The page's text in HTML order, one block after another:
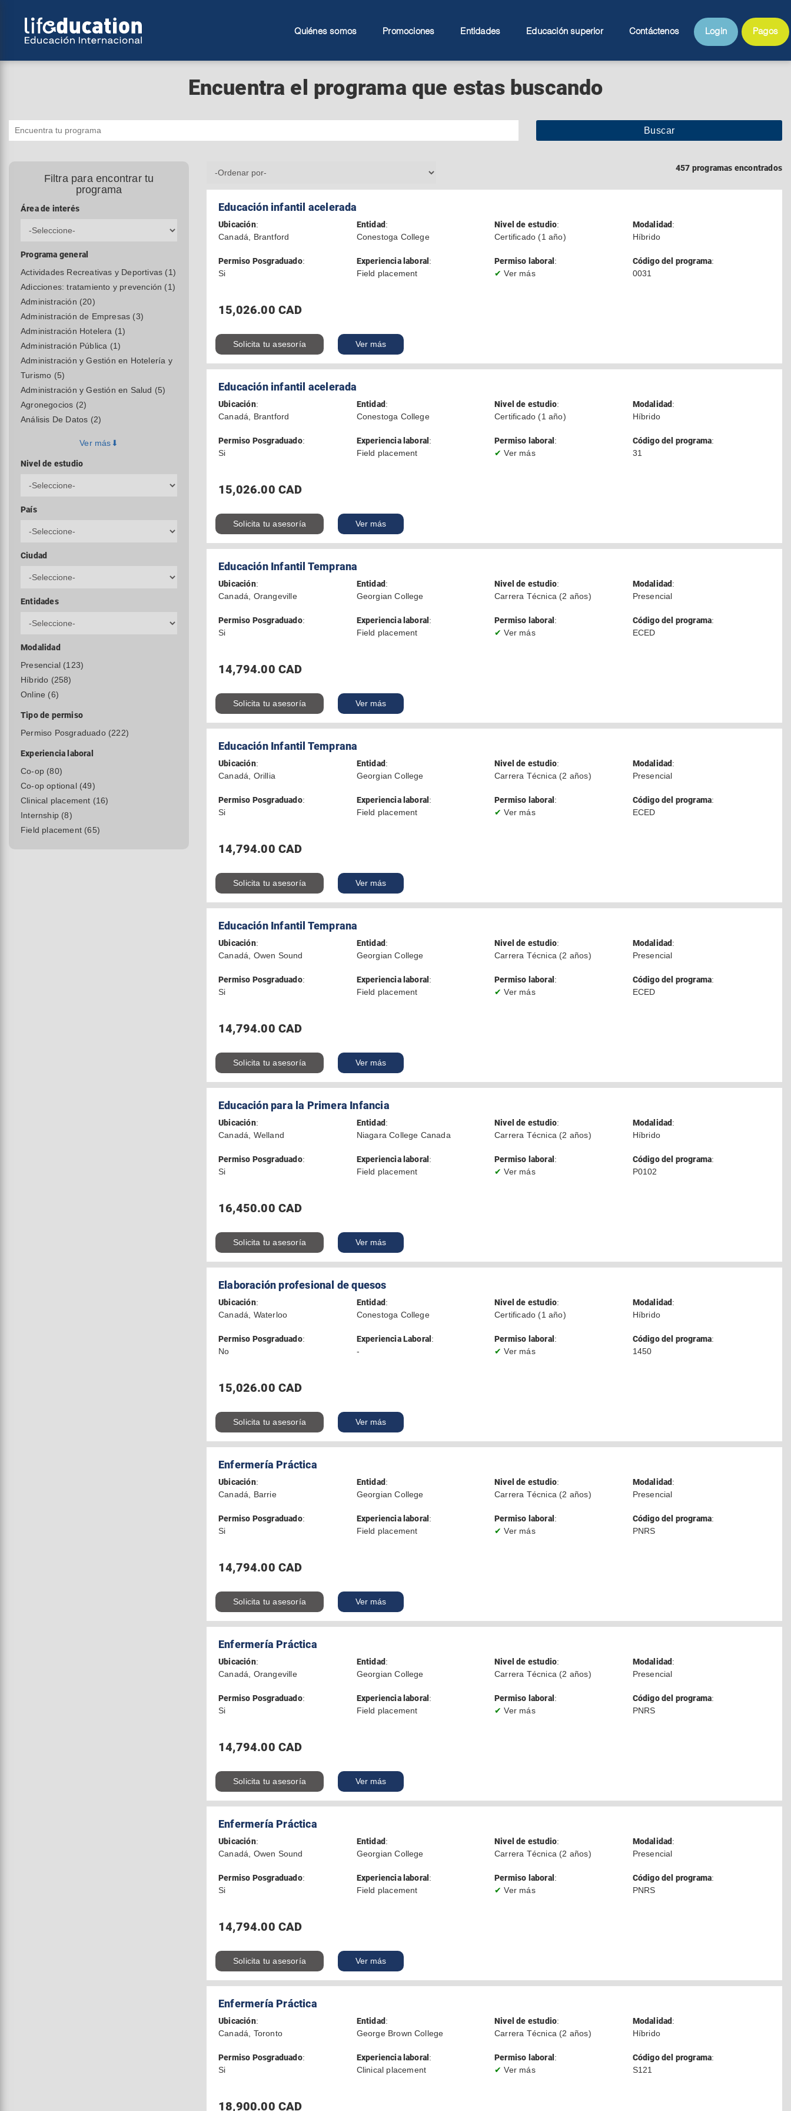
Pagos
Login
Contáctenos
Educación superior
Entidades
Promociones
Quiénes somos
Encuentra el programa que estas buscando
Filtra para encontrar tu
programa
Área de interés
Programa general
Actividades Recreativas y Deportivas (1)
Adicciones: tratamiento y prevención (1)
Administración (20)
Administración de Empresas (3)
Administración Hotelera (1)
Administración Pública (1)
Administración y Gestión en Hotelería y
Turismo (5)
Administración y Gestión en Salud (5)
Agronegocios (2)
Análisis De Datos (2)
Ver más
Nivel de estudio
País
Ciudad
Entidades
Modalidad
Presencial (123)
Híbrido (258)
Online (6)
Tipo de permiso
Permiso Posgraduado (222)
Experiencia laboral
Co-op (80)
Co-op optional (49)
Clinical placement (16)
Internship (8)
Field placement (65)
457 programas encontrados
Educación infantil acelerada
Ubicación:
Canadá, Brantford
Entidad :
Conestoga College
Nivel de estudio:
Certificado (1 año)
Modalidad :
Híbrido
Permiso Posgraduado:
Si
Experiencia laboral :
Field placement
Permiso laboral :
✔ Ver más
Código del programa:
0031
15,026.00 CAD
Solicita tu asesoría Ver más
Educación infantil acelerada
Ubicación:
Canadá, Brantford
Entidad :
Conestoga College
Nivel de estudio:
Certificado (1 año)
Modalidad :
Híbrido
Permiso Posgraduado:
Si
Experiencia laboral :
Field placement
Permiso laboral :
✔ Ver más
Código del programa:
31
15,026.00 CAD
Solicita tu asesoría Ver más
Educación Infantil Temprana
Ubicación:
Canadá, Orangeville
Entidad :
Georgian College
Nivel de estudio:
Carrera Técnica (2 años)
Modalidad :
Presencial
Permiso Posgraduado:
Si
Experiencia laboral :
Field placement
Permiso laboral :
✔ Ver más
Código del programa:
ECED
14,794.00 CAD
Solicita tu asesoría Ver más
Educación Infantil Temprana
Ubicación:
Canadá, Orillia
Entidad :
Georgian College
Nivel de estudio:
Carrera Técnica (2 años)
Modalidad :
Presencial
Permiso Posgraduado:
Si
Experiencia laboral :
Field placement
Permiso laboral :
✔ Ver más
Código del programa:
ECED
14,794.00 CAD
Solicita tu asesoría Ver más
Educación Infantil Temprana
Ubicación:
Canadá, Owen Sound
Entidad :
Georgian College
Nivel de estudio:
Carrera Técnica (2 años)
Modalidad :
Presencial
Permiso Posgraduado:
Si
Experiencia laboral :
Field placement
Permiso laboral :
✔ Ver más
Código del programa:
ECED
14,794.00 CAD
Solicita tu asesoría Ver más
Educación para la Primera Infancia
Ubicación:
Canadá, Welland
Entidad :
Niagara College Canada
Nivel de estudio:
Carrera Técnica (2 años)
Modalidad :
Híbrido
Permiso Posgraduado:
Si
Experiencia laboral :
Field placement
Permiso laboral :
✔ Ver más
Código del programa:
P0102
16,450.00 CAD
Solicita tu asesoría Ver más
Elaboración profesional de quesos
Ubicación:
Canadá, Waterloo
Entidad :
Conestoga College
Nivel de estudio:
Certificado (1 año)
Modalidad :
Híbrido
Permiso Posgraduado:
No
Experiencia Laboral :
-
Permiso laboral :
✔ Ver más
Código del programa:
1450
15,026.00 CAD
Solicita tu asesoría Ver más
Enfermería Práctica
Ubicación:
Canadá, Barrie
Entidad :
Georgian College
Nivel de estudio:
Carrera Técnica (2 años)
Modalidad :
Presencial
Permiso Posgraduado:
Si
Experiencia laboral :
Field placement
Permiso laboral :
✔ Ver más
Código del programa:
PNRS
14,794.00 CAD
Solicita tu asesoría Ver más
Enfermería Práctica
Ubicación:
Canadá, Orangeville
Entidad :
Georgian College
Nivel de estudio:
Carrera Técnica (2 años)
Modalidad :
Presencial
Permiso Posgraduado:
Si
Experiencia laboral :
Field placement
Permiso laboral :
✔ Ver más
Código del programa:
PNRS
14,794.00 CAD
Solicita tu asesoría Ver más
Enfermería Práctica
Ubicación:
Canadá, Owen Sound
Entidad :
Georgian College
Nivel de estudio:
Carrera Técnica (2 años)
Modalidad :
Presencial
Permiso Posgraduado:
Si
Experiencia laboral :
Field placement
Permiso laboral :
✔ Ver más
Código del programa:
PNRS
14,794.00 CAD
Solicita tu asesoría Ver más
Enfermería Práctica
Ubicación:
Canadá, Toronto
Entidad :
George Brown College
Nivel de estudio:
Carrera Técnica (2 años)
Modalidad :
Híbrido
Permiso Posgraduado:
Si
Experiencia laboral :
Clinical placement
Permiso laboral :
✔ Ver más
Código del programa:
S121
18,900.00 CAD